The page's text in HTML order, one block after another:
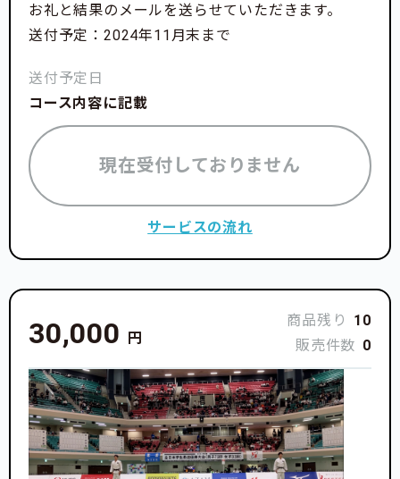
お礼と結果のメールを送らせていただきます。
送付予定：2024年11月末まで
送付予定日
コース内容に記載
現在受付しておりません
サービスの流れ
30,000 円
商品残り
10
販売件数 0